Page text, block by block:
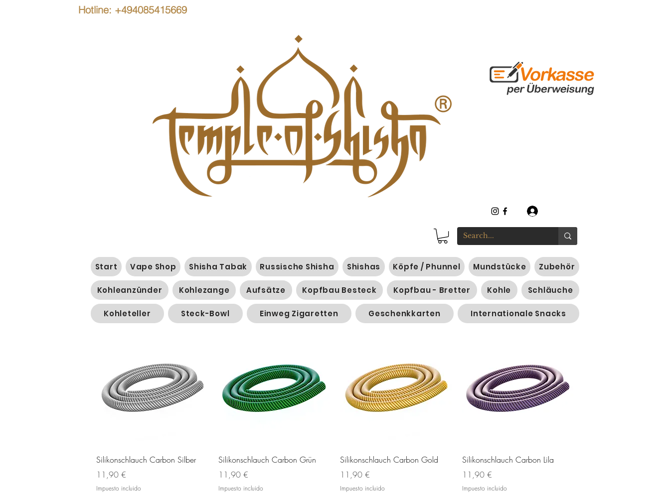
Hotline: +494085415669
Start Vape Shop Shisha Tabak Russische Shisha Shishas Köpfe / Phunnel Mundstücke Zubehör
Kohleanzünder Kohlezange Aufsätze Kopfbau Besteck Kopfbau - Bretter Kohle Schläuche
Kohleteller Steck-Bowl Einweg Zigaretten Geschenkkarten Internationale Snacks
Vista rápida
Silikonschlauch Carbon Silber
Precio
11,90 €
Impuesto incluido
Vista rápida
Silikonschlauch Carbon Grün
Precio
11,90 €
Impuesto incluido
Vista rápida
Silikonschlauch Carbon Gold
Precio
11,90 €
Impuesto incluido
Vista rápida
Silikonschlauch Carbon Lila
Precio
11,90 €
Impuesto incluido